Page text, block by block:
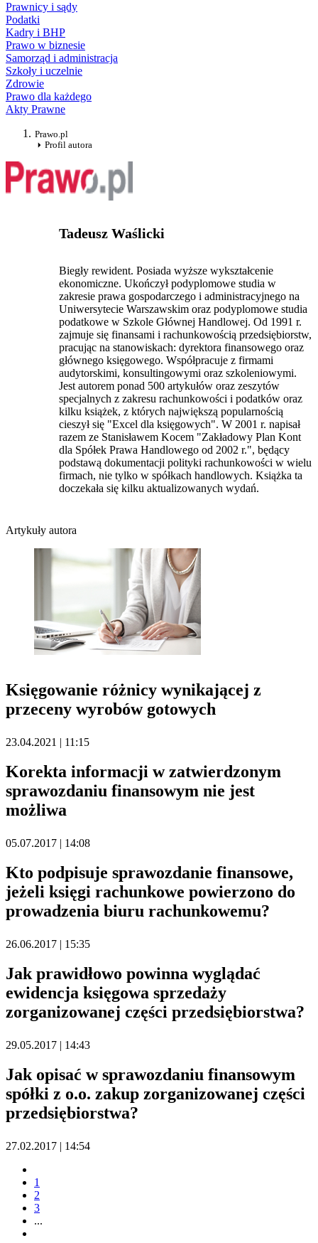
Prawnicy i sądy
Podatki
Kadry i BHP
Prawo w biznesie
Samorząd i administracja
Szkoły i uczelnie
Zdrowie
Prawo dla każdego
Akty Prawne
Prawo.pl
Profil autora
Tadeusz Waślicki
Biegły rewident. Posiada wyższe wykształcenie
ekonomiczne. Ukończył podyplomowe studia w
zakresie prawa gospodarczego i administracyjnego na
Uniwersytecie Warszawskim oraz podyplomowe studia
podatkowe w Szkole Głównej Handlowej. Od 1991 r.
zajmuje się finansami i rachunkowością przedsiębiorstw,
pracując na stanowiskach: dyrektora finansowego oraz
głównego księgowego. Współpracuje z firmami
audytorskimi, konsultingowymi oraz szkoleniowymi.
Jest autorem ponad 500 artykułów oraz zeszytów
specjalnych z zakresu rachunkowości i podatków oraz
kilku książek, z których największą popularnością
cieszył się "Excel dla księgowych". W 2001 r. napisał
razem ze Stanisławem Kocem "Zakładowy Plan Kont
dla Spółek Prawa Handlowego od 2002 r.", będący
podstawą dokumentacji polityki rachunkowości w wielu
firmach, nie tylko w spółkach handlowych. Książka ta
doczekała się kilku aktualizowanych wydań.
Artykuły autora
Księgowanie różnicy wynikającej z
przeceny wyrobów gotowych
23.04.2021 | 11:15
Korekta informacji w zatwierdzonym
sprawozdaniu finansowym nie jest
możliwa
05.07.2017 | 14:08
Kto podpisuje sprawozdanie finansowe,
jeżeli księgi rachunkowe powierzono do
prowadzenia biuru rachunkowemu?
26.06.2017 | 15:35
Jak prawidłowo powinna wyglądać
ewidencja księgowa sprzedaży
zorganizowanej części przedsiębiorstwa?
29.05.2017 | 14:43
Jak opisać w sprawozdaniu finansowym
spółki z o.o. zakup zorganizowanej części
przedsiębiorstwa?
27.02.2017 | 14:54
1
2
3
...